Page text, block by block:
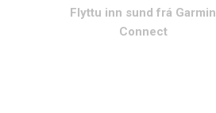
Flyttu inn sund frá Garmin
Connect